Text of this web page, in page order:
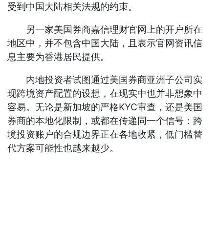
受到中国大陆相关法规的约束。
另一家美国券商嘉信理财官网上的开户所在
地区中，并不包含中国大陆，且表示官网资讯信
息主要为香港居民提供。
内地投资者试图通过美国券商亚洲子公司实
现跨境资产配置的设想，在现实中也并非想象中
容易。无论是新加坡的严格KYC审查，还是美国
券商的本地化限制，或都在传递同一个信号：跨
境投资账户的合规边界正在各地收紧，低门槛替
代方案可能性也越来越少。